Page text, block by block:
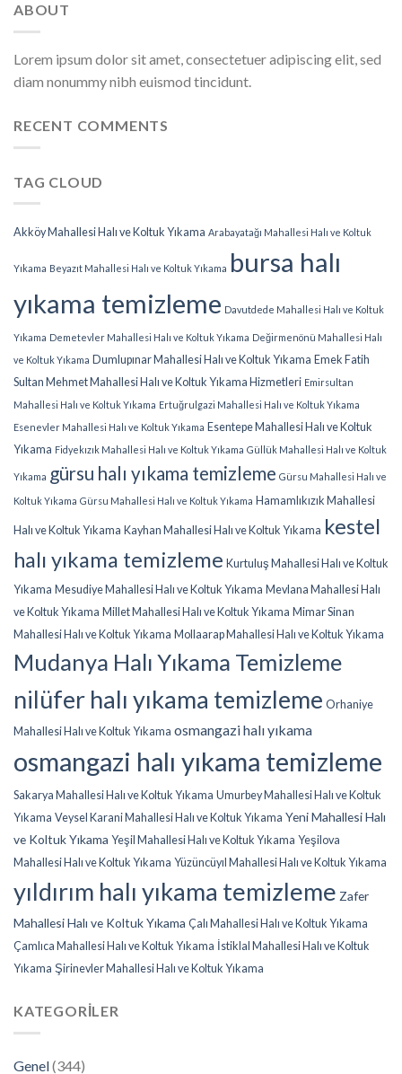
ABOUT
Lorem ipsum dolor sit amet, consectetuer adipiscing elit, sed
diam nonummy nibh euismod tincidunt.
RECENT COMMENTS
TAG CLOUD
Akköy Mahallesi Halı ve Koltuk Yıkama Arabayatağı Mahallesi Halı ve Koltuk
Yıkama Beyazıt Mahallesi Halı ve Koltuk Yıkama bursa halı
yıkama temizleme Davutdede Mahallesi Halı ve Koltuk
Yıkama Demetevler Mahallesi Halı ve Koltuk Yıkama Değirmenönü Mahallesi Halı
ve Koltuk Yıkama Dumlupınar Mahallesi Halı ve Koltuk Yıkama Emek Fatih
Sultan Mehmet Mahallesi Halı ve Koltuk Yıkama Hizmetleri Emirsultan
Mahallesi Halı ve Koltuk Yıkama Ertuğrulgazi Mahallesi Halı ve Koltuk Yıkama
Esenevler Mahallesi Halı ve Koltuk Yıkama Esentepe Mahallesi Halı ve Koltuk
Yıkama Fidyekızık Mahallesi Halı ve Koltuk Yıkama Güllük Mahallesi Halı ve Koltuk
Yıkama gürsu halı yıkama temizleme Gürsu Mahallesi Halı ve
Koltuk Yıkama Gürsu Mahallesi Halı ve Koltuk Yıkama Hamamlıkızık Mahallesi
Halı ve Koltuk Yıkama Kayhan Mahallesi Halı ve Koltuk Yıkama kestel
halı yıkama temizleme Kurtuluş Mahallesi Halı ve Koltuk
Yıkama Mesudiye Mahallesi Halı ve Koltuk Yıkama Mevlana Mahallesi Halı
ve Koltuk Yıkama Millet Mahallesi Halı ve Koltuk Yıkama Mimar Sinan
Mahallesi Halı ve Koltuk Yıkama Mollaarap Mahallesi Halı ve Koltuk Yıkama
Mudanya Halı Yıkama Temizleme
nilüfer halı yıkama temizleme Orhaniye
Mahallesi Halı ve Koltuk Yıkama osmangazi halı yıkama
osmangazi halı yıkama temizleme
Sakarya Mahallesi Halı ve Koltuk Yıkama Umurbey Mahallesi Halı ve Koltuk
Yıkama Veysel Karani Mahallesi Halı ve Koltuk Yıkama Yeni Mahallesi Halı
ve Koltuk Yıkama Yeşil Mahallesi Halı ve Koltuk Yıkama Yeşilova
Mahallesi Halı ve Koltuk Yıkama Yüzüncüyıl Mahallesi Halı ve Koltuk Yıkama
yıldırım halı yıkama temizleme Zafer
Mahallesi Halı ve Koltuk Yıkama Çalı Mahallesi Halı ve Koltuk Yıkama
Çamlıca Mahallesi Halı ve Koltuk Yıkama İstiklal Mahallesi Halı ve Koltuk
Yıkama Şirinevler Mahallesi Halı ve Koltuk Yıkama
KATEGORILER
Genel(344)